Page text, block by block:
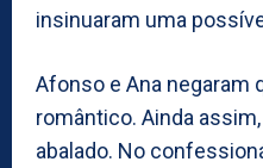
insinuaram uma
Afonso e Ana negaram
romântico. Ainda
abalado. No